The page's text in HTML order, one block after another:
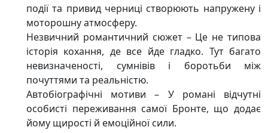
події та привид черниці створюють напружену і
моторошну атмосферу.
Незвичний романтичний сюжет – Це не типова
історія кохання, де все йде гладко. Тут багато
невизначеності, сумнівів і боротьби між
почуттями та реальністю.
Автобіографічні мотиви – У романі відчутні
особисті переживання самої Бронте, що додає
йому щирості й емоційної сили.